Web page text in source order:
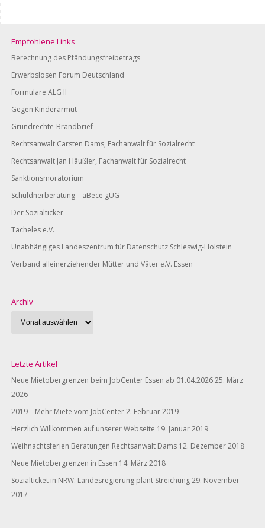
Empfohlene Links
Berechnung des Pfändungsfreibetrags
Erwerbslosen Forum Deutschland
Formulare ALG II
Gegen Kinderarmut
Grundrechte-Brandbrief
Rechtsanwalt Carsten Dams, Fachanwalt für Sozialrecht
Rechtsanwalt Jan Häußler, Fachanwalt für Sozialrecht
Sanktionsmoratorium
Schuldnerberatung – aBece gUG
Der Sozialticker
Tacheles e.V.
Unabhängiges Landeszentrum für Datenschutz Schleswig-Holstein
Verband alleinerziehender Mütter und Väter e.V. Essen
Archiv
Letzte Artikel
Neue Mietobergrenzen beim JobCenter Essen ab 01.04.202625. März
2026
2019 – Mehr Miete vom JobCenter2. Februar 2019
Herzlich Willkommen auf unserer Webseite 19. Januar 2019
Weihnachtsferien Beratungen Rechtsanwalt Dams 12. Dezember 2018
Neue Mietobergrenzen in Essen 14. März 2018
Sozialticket in NRW: Landesregierung plant Streichung29. November
2017